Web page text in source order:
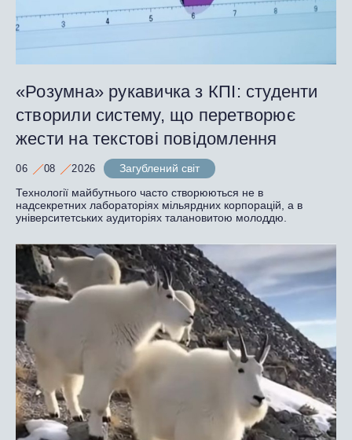
«Розумна» рукавичка з КПІ: студенти
створили систему, що перетворює
жести на текстові повідомлення
06 08 2026
Загублений світ
Технології майбутнього часто створюються не в
надсекретних лабораторіях мільярдних корпорацій, а в
університетських аудиторіях талановитою молоддю.